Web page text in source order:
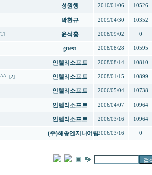
성원행 2010/01/06 10526
박환규 2009/04/30 10352
[1] 윤석홍 2008/09/02 0
guest 2008/08/28 10595
인텔리소프트 2008/08/14 10810
[2] 인텔리소프트 2008/01/15 10899
인텔리소프트 2006/05/04 10738
인텔리소프트 2006/04/07 10964
인텔리소프트 2006/03/16 10964
(주)해송엔지니어링2006/03/16 0